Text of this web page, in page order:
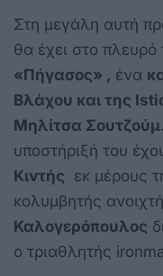
Στη μεγάλη αυτή
θα έχει στο
«Πήγασος» , ένα
Βλάχου και της
Μηλίτσα Σουτζούμ
υποστήριξή του
Κιντής εκ μέρους
κολυμβητής
Καλογερόπουλος
ο τριαθλητής